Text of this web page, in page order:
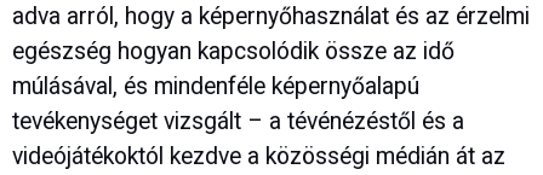
adva arról, hogy a képernyőhasználat és az érzelmi
egészség hogyan kapcsolódik össze az idő
múlásával, és mindenféle képernyőalapú
tevékenységet vizsgált – a tévénézéstől és a
videójátékoktól kezdve a közösségi médián át az